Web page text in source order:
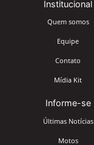
Institucional
Quem somos
Equipe
Contato
Mídia Kit
Informe-se
Últimas Notícias
Motos